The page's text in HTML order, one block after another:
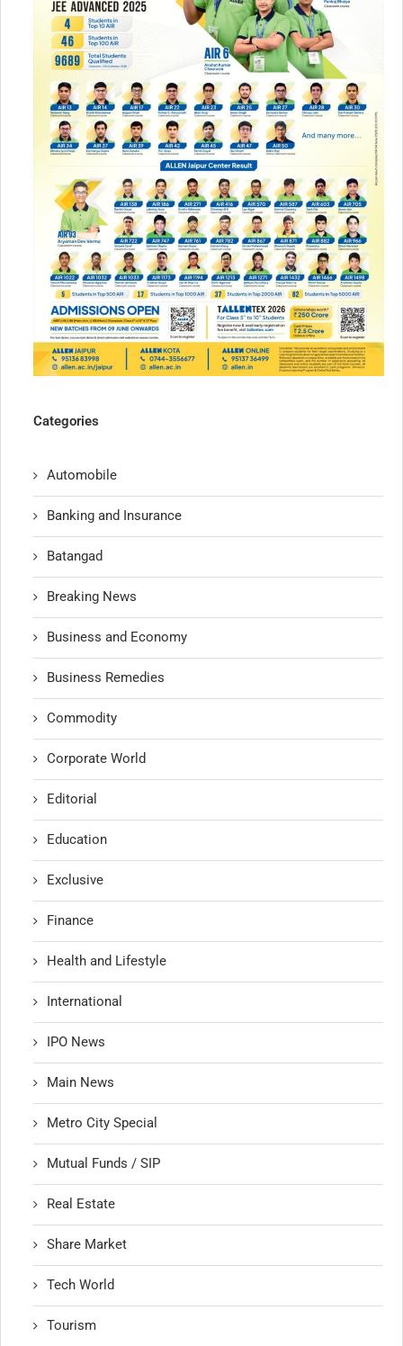
Categories
Automobile
Banking and Insurance
Batangad
Breaking News
Business and Economy
Business Remedies
Commodity
Corporate World
Editorial
Education
Exclusive
Finance
Health and Lifestyle
International
IPO News
Main News
Metro City Special
Mutual Funds / SIP
Real Estate
Share Market
Tech World
Tourism